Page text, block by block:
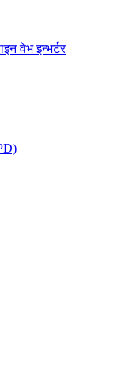
वेभ इन्भर्टर